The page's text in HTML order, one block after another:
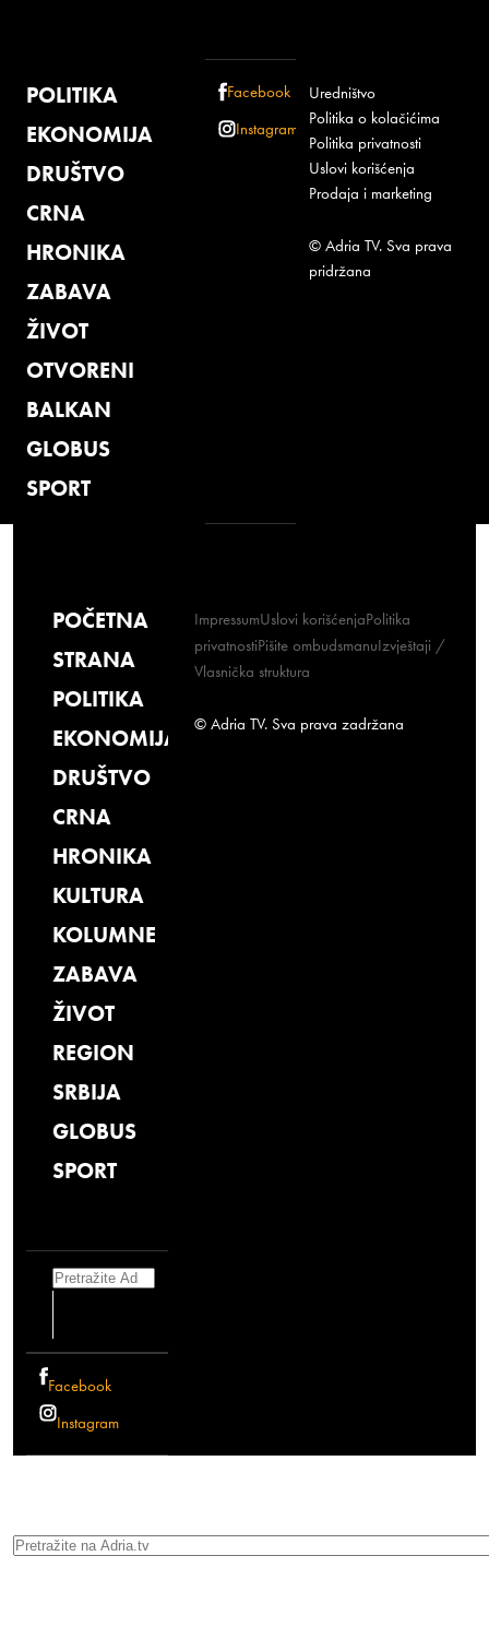
POLITIKA
EKONOMIJA
DRUŠTVO
CRNA
HRONIKA
ZABAVA
ŽIVOT
OTVORENI
BALKAN
GLOBUS
SPORT
Facebook
Instagram
Uredništvo
Politika o kolačićima
Politika privatnosti
Uslovi korišćenja
Prodaja i marketing
© Adria TV. Sva prava
pridržana
POČETNA
STRANA
POLITIKA
EKONOMIJA
DRUŠTVO
CRNA
HRONIKA
KULTURA
KOLUMNE
ZABAVA
ŽIVOT
REGION
SRBIJA
GLOBUS
SPORT
Search
Facebook
Instagram
ImpressumUslovi korišćenjaPolitika
privatnostiPišite ombudsmanuIzvještaji /
Vlasnička struktura
© Adria TV. Sva prava zadržana
Search